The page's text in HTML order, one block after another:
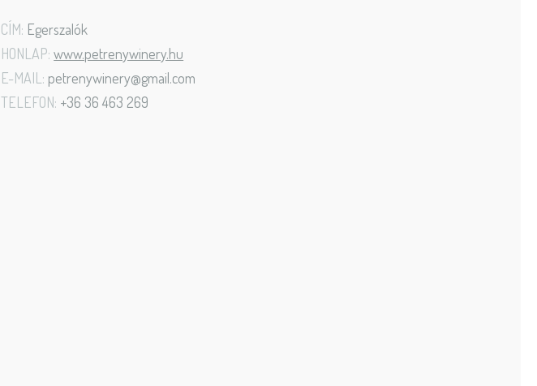
CÍM: Egerszalók
HONLAP: www.petrenywinery.hu
E-MAIL: petrenywinery@gmail.com
TELEFON: +36 36 463 269